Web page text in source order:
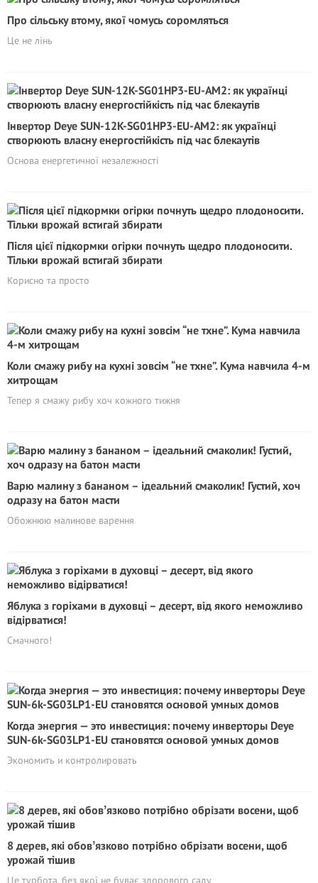
Про сільську втому, якої чомусь соромляться
Це не лінь
Інвертор Deye SUN-12K-SG01HP3-EU-AM2: як українці
створюють власну енергостійкість під час блекаутів
Основа енергетичної незалежності
Після цієї підкормки огірки почнуть щедро плодоносити.
Тільки врожай встигай збирати
Корисно та просто
Коли смажу рибу на кухні зовсім “не тхне”. Кума навчила 4-м
хитрощам
Тепер я смажу рибу хоч кожного тижня
Варю малину з бананом – ідеальний смаколик! Густий, хоч
одразу на батон масти
Обожнюю малинове варення
Яблука з горіхами в духовці – десерт, від якого неможливо
відірватися!
Смачного!
Когда энергия — это инвестиция: почему инверторы Deye
SUN-6k-SG03LP1-EU становятся основой умных домов
Экономить и контролировать
8 дерев, які обовʼязково потрібно обрізати восени, щоб
урожай тішив
Це турбота, без якої не буває здорового саду